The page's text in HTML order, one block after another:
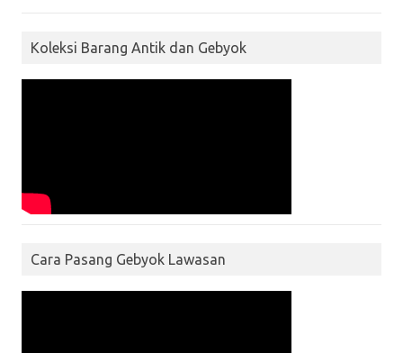
Koleksi Barang Antik dan Gebyok
Cara Pasang Gebyok Lawasan